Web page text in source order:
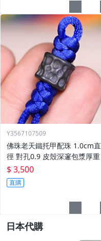
Y3567107509
佛珠老天鐵托甲配珠 1.0cm直
徑 對孔0.9 皮殼深邃包漿厚重
$ 3,500
直購
日本代購